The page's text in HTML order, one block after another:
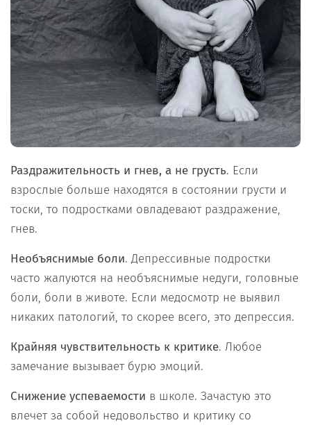
Раздражительность и гнев, а не грусть. Если
взрослые больше находятся в состоянии грусти и
тоски, то подростками овладевают раздражение,
гнев.
Необъяснимые боли. Депрессивные подростки
часто жалуются на необъяснимые недуги, головные
боли, боли в животе. Если медосмотр не выявил
никаких патологий, то скорее всего, это депрессия.
Крайняя чувствительность к критике. Любое
замечание вызывает бурю эмоций.
Снижение успеваемости в школе. Зачастую это
влечет за собой недовольство и критику со